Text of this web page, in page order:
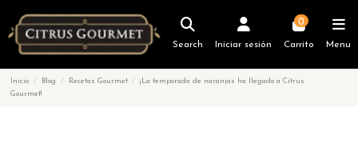
Search Iniciar sesión
0
Carrito Menu
Inicio Blog Recetas Gourmet
¡La temporada de naranjas ha llegado a Citrus
Gourmet!